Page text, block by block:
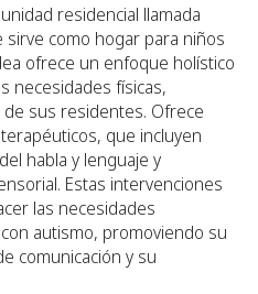
residencial llamada
sirve como hogar para niños
ofrece un enfoque holístico
necesidades físicas,
sus residentes. Ofrece
que incluyen
habla y lenguaje y
Estas intervenciones
las necesidades
autismo, promoviendo su
comunicación y su